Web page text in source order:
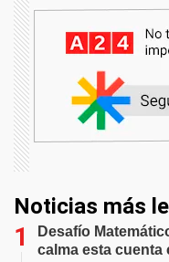
Noticias más
Desafío
calma esta